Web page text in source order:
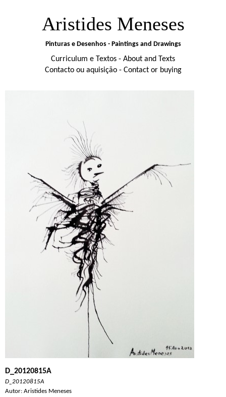
Aristides Meneses
Pinturas e Desenhos - Paintings and Drawings
Curriculum e Textos - About and Texts
Contacto ou aquisição - Contact or buying
D_20120815A
D_20120815A
Autor: Aristides Meneses